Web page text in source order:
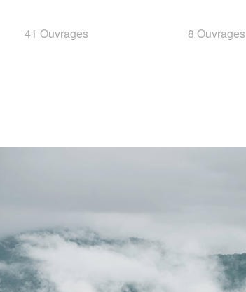
41 Ouvrages 8 Ouvrages